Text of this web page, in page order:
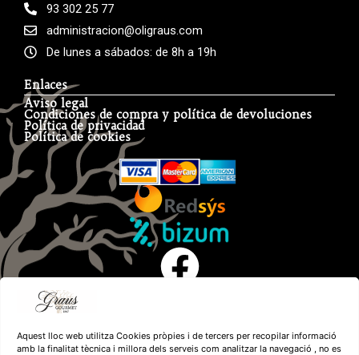
Aquest lloc web utilitza Cookies pròpies i de tercers per recopilar informació
amb la finalitat tècnica i millora dels serveis com analitzar la navegació , no es
93 302 25 77
administracion@oligraus.com
De lunes a sábados: de 8h a 19h
Enlaces
Aviso legal
Condiciones de compra y política de devoluciones
Política de privacidad
Política de cookies